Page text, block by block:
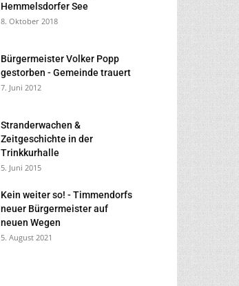
Hemmelsdorfer See
8. Oktober 2018
Bürgermeister Volker Popp
gestorben - Gemeinde trauert
7. Juni 2012
Stranderwachen &
Zeitgeschichte in der
Trinkkurhalle
5. Juni 2015
Kein weiter so! - Timmendorfs
neuer Bürgermeister auf
neuen Wegen
5. August 2021